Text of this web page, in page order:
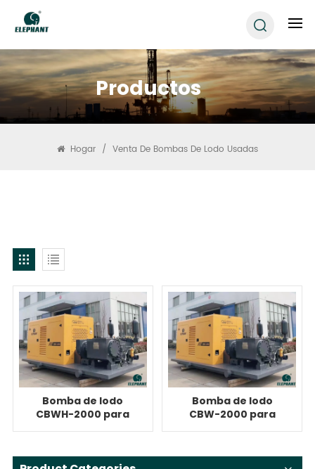
Productos
Hogar / Venta De Bombas De Lodo Usadas
Bomba de lodo
CBWH-2000 para
HDD de 220
Bomba de lodo
CBW-2000 para
HDD de 220